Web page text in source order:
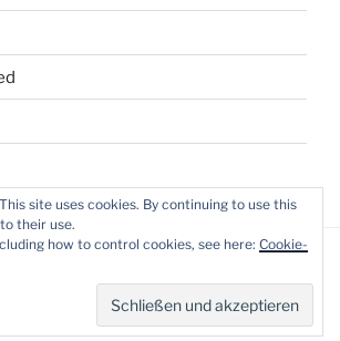
site uses cookies. By continuing to use this
their use.
how to control cookies, see here: Cookie-